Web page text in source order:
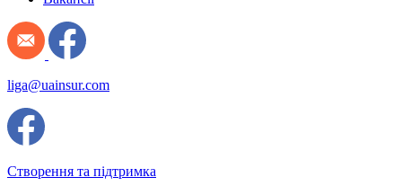
liga@uainsur.com
Створення та підтримка